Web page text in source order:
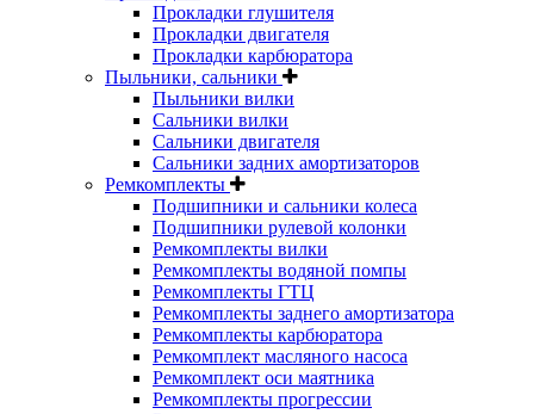
Прокладки глушителя
Прокладки двигателя
Прокладки карбюратора
Пыльники, сальники
Пыльники вилки
Сальники вилки
Сальники двигателя
Сальники задних амортизаторов
Ремкомплекты
Подшипники и сальники колеса
Подшипники рулевой колонки
Ремкомплекты вилки
Ремкомплекты водяной помпы
Ремкомплекты ГТЦ
Ремкомплекты заднего амортизатора
Ремкомплекты карбюратора
Ремкомплект масляного насоса
Ремкомплект оси маятника
Ремкомплекты прогрессии